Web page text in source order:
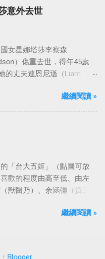
出了249集。 令人懷念的愛
意外去世
女星娜塔莎李察森
）傷重去世，得年45歲
的丈夫連恩尼遜（Liam
給他們空間撫平傷痛。繼續閱讀 »
「台大五姬」（點圖可放
歡的程度由高至低、由左
獸醫乃）、余涵彌（資工
劇依）；這五位正妹透過網
繼續閱讀 »
Blogger